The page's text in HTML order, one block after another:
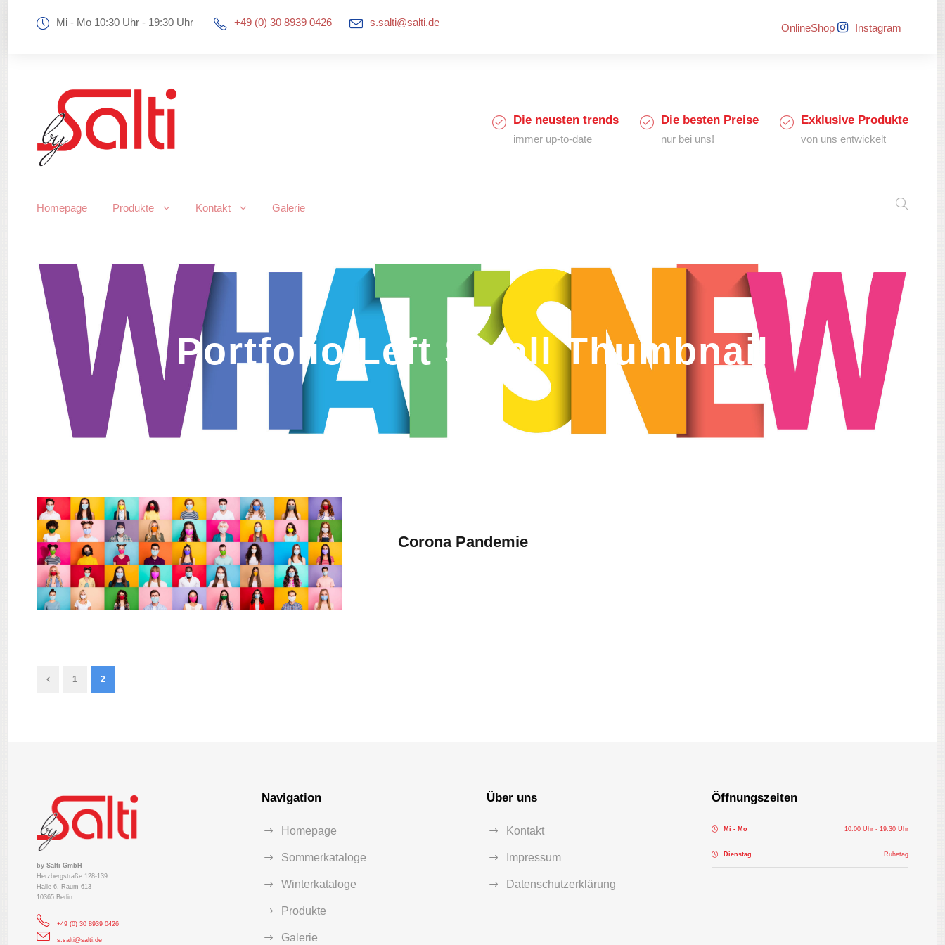
Mi - Mo 10:30 Uhr - 19:30 Uhr +49 (0) 30 8939 0426 s.salti@salti.de OnlineShop Instagram
Die neusten trends
immer up-to-date
Die besten Preise
nur bei uns!
Exklusive Produkte
von uns entwickelt
Homepage Produkte Kontakt Galerie
Portfolio Left Small Thumbnail
Corona Pandemie
1 2
by Salti GmbH
Herzbergstraße 128-139
Halle 6, Raum 613
10365 Berlin
+49 (0) 30 8939 0426
s.salti@salti.de
Navigation
Homepage
Sommerkataloge
Winterkataloge
Produkte
Galerie
Über uns
Kontakt
Impressum
Datenschutzerklärung
Öffnungszeiten
Mi - Mo 10:00 Uhr - 19:30 Uhr
Dienstag Ruhetag